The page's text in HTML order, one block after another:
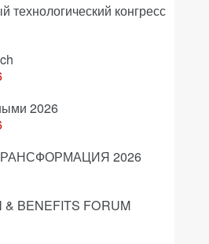
технологический конгресс
2026
2026
& BENEFITS FORUM